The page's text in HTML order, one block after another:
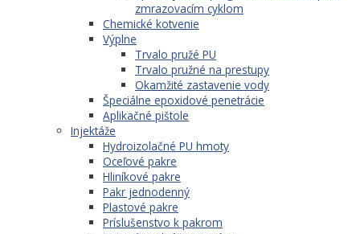
zmrazovacím cyklom
Chemické kotvenie
Výplne
Trvalo pružé PU
Trvalo pružné na prestupy
Okamžité zastavenie vody
Špeciálne epoxidové penetrácie
Aplikačné pištole
Injektáže
Hydroizolačné PU hmoty
Oceľové pakre
Hliníkové pakre
Pakr jednodenný
Plastové pakre
Príslušenstvo k pakrom